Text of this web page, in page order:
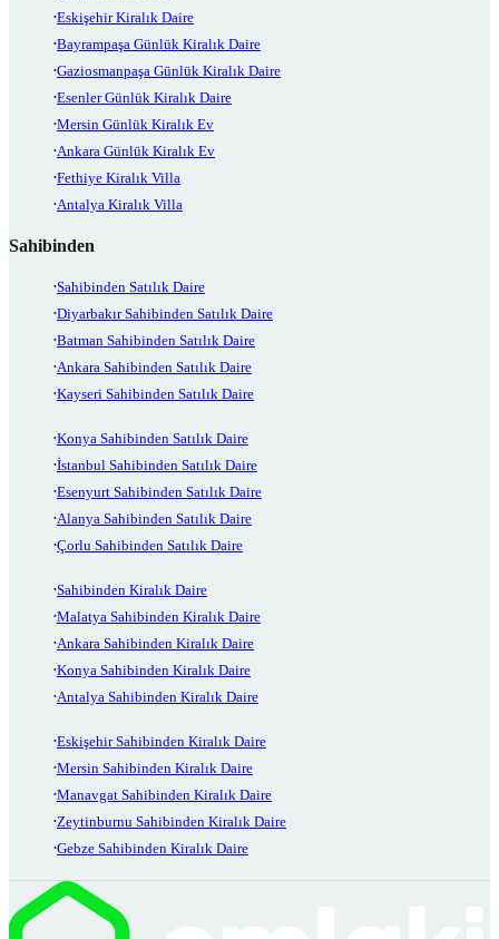
Eskişehir Kiralık Daire
Bayrampaşa Günlük Kiralık Daire
Gaziosmanpaşa Günlük Kiralık Daire
Esenler Günlük Kiralık Daire
Mersin Günlük Kiralık Ev
Ankara Günlük Kiralık Ev
Fethiye Kiralık Villa
Antalya Kiralık Villa
Sahibinden
Sahibinden Satılık Daire
Diyarbakır Sahibinden Satılık Daire
Batman Sahibinden Satılık Daire
Ankara Sahibinden Satılık Daire
Kayseri Sahibinden Satılık Daire
Konya Sahibinden Satılık Daire
İstanbul Sahibinden Satılık Daire
Esenyurt Sahibinden Satılık Daire
Alanya Sahibinden Satılık Daire
Çorlu Sahibinden Satılık Daire
Sahibinden Kiralık Daire
Malatya Sahibinden Kiralık Daire
Ankara Sahibinden Kiralık Daire
Konya Sahibinden Kiralık Daire
Antalya Sahibinden Kiralık Daire
Eskişehir Sahibinden Kiralık Daire
Mersin Sahibinden Kiralık Daire
Manavgat Sahibinden Kiralık Daire
Zeytinburnu Sahibinden Kiralık Daire
Gebze Sahibinden Kiralık Daire